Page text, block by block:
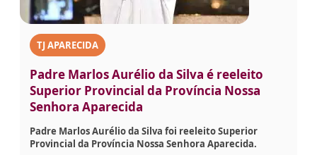
TJ APARECIDA
Padre Marlos Aurélio da Silva é reeleito
Superior Provincial da Província Nossa
Senhora Aparecida
Padre Marlos Aurélio da Silva foi reeleito Superior
Provincial da Província Nossa Senhora Aparecida.